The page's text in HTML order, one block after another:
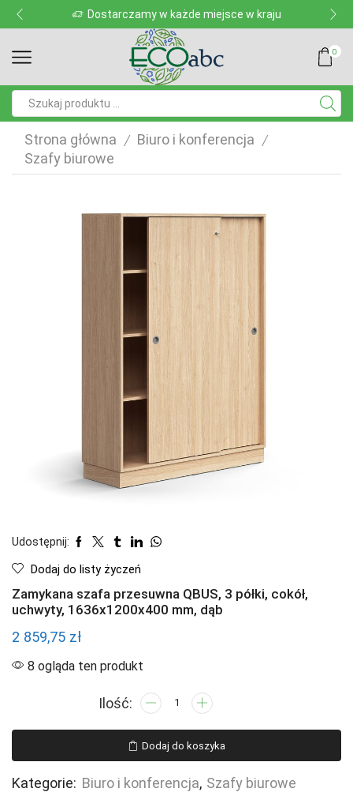
Dostarczamy w każde miejsce w kraju
0
Strona główna / Biuro i konferencja /
Szafy biurowe
Udostępnij:
Dodaj do listy życzeń
Zamykana szafa przesuwna QBUS, 3 półki, cokół,
uchwyty, 1636x1200x400 mm, dąb
2 859,75 zł
8 ogląda ten produkt
ilość
szafa
przesuwna
QBUS,
Dodaj do koszyka
Kategorie: Biuro i konferencja, Szafy biurowe